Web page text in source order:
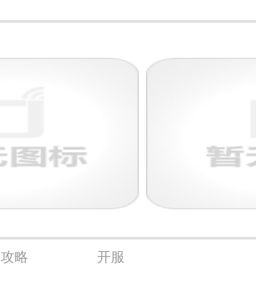
攻略 开服